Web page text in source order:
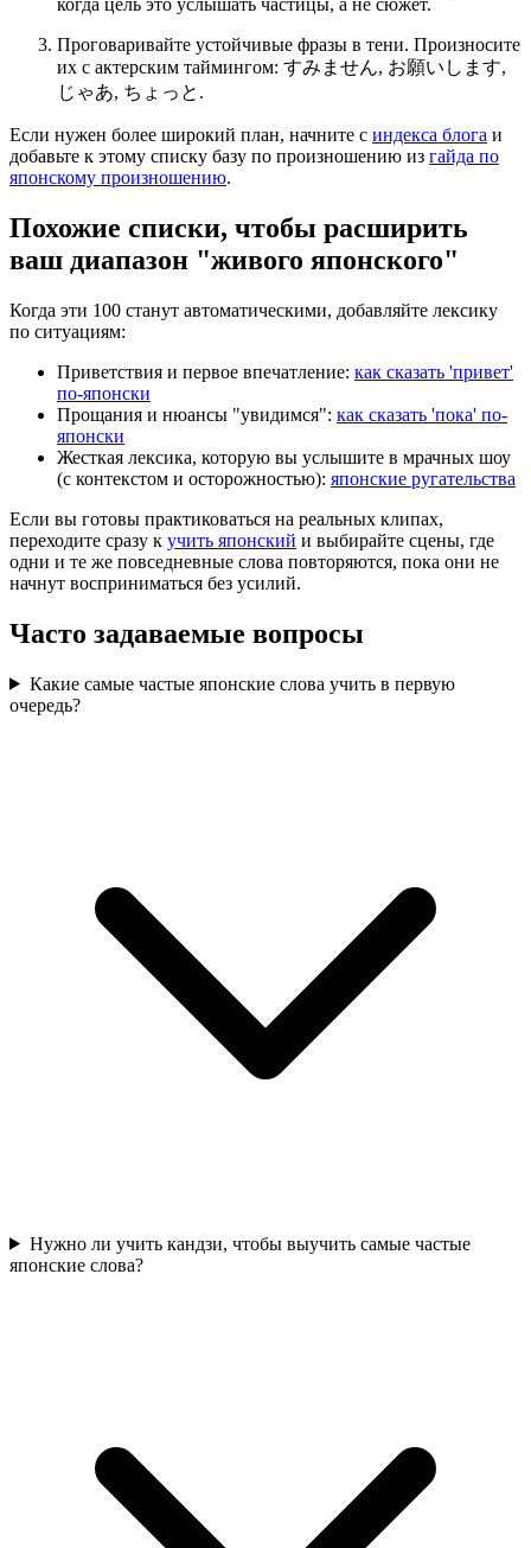
когда цель это услышать частицы, а не сюжет.
Проговаривайте устойчивые фразы в тени. Произносите
их с актерским таймингом: すみません, お願いします,
じゃあ, ちょっと.
Если нужен более широкий план, начните с индекса блога и
добавьте к этому списку базу по произношению из гайда по
японскому произношению.
Похожие списки, чтобы расширить
ваш диапазон "живого японского"
Когда эти 100 станут автоматическими, добавляйте лексику
по ситуациям:
Приветствия и первое впечатление: как сказать 'привет'
по-японски
Прощания и нюансы "увидимся": как сказать 'пока' по-
японски
Жесткая лексика, которую вы услышите в мрачных шоу
(с контекстом и осторожностью): японские ругательства
Если вы готовы практиковаться на реальных клипах,
переходите сразу к учить японский и выбирайте сцены, где
одни и те же повседневные слова повторяются, пока они не
начнут восприниматься без усилий.
Часто задаваемые вопросы
Какие самые частые японские слова учить в первую
очередь?
Нужно ли учить кандзи, чтобы выучить самые частые
японские слова?